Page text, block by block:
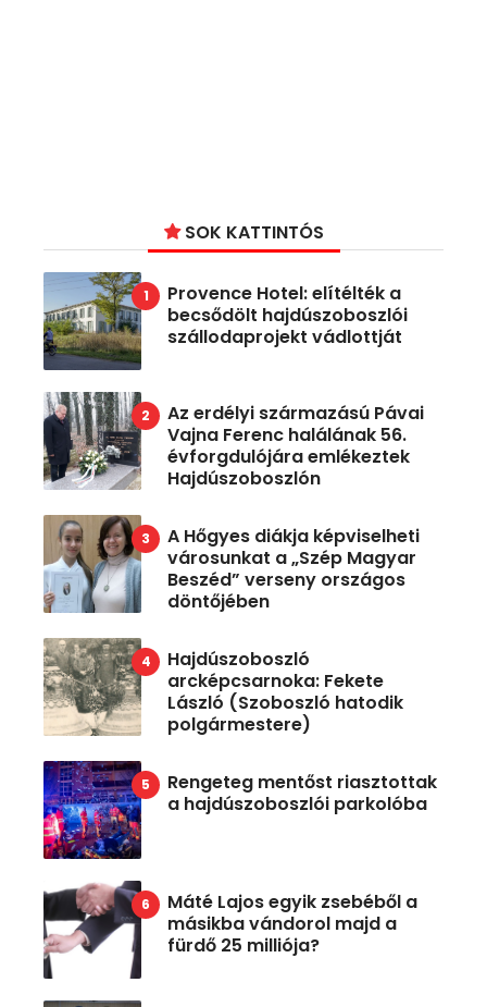
SOK KATTINTÓS
Provence Hotel: elítélték a
becsődölt hajdúszoboszlói
szállodaprojekt vádlottját
Az erdélyi származású Pávai
Vajna Ferenc halálának 56.
évforgdulójára emlékeztek
Hajdúszoboszlón
A Hőgyes diákja képviselheti
városunkat a „Szép Magyar
Beszéd” verseny országos
döntőjében
Hajdúszoboszló
arcképcsarnoka: Fekete
László (Szoboszló hatodik
polgármestere)
Rengeteg mentőst riasztottak
a hajdúszoboszlói parkolóba
Máté Lajos egyik zsebéből a
másikba vándorol majd a
fürdő 25 milliója?